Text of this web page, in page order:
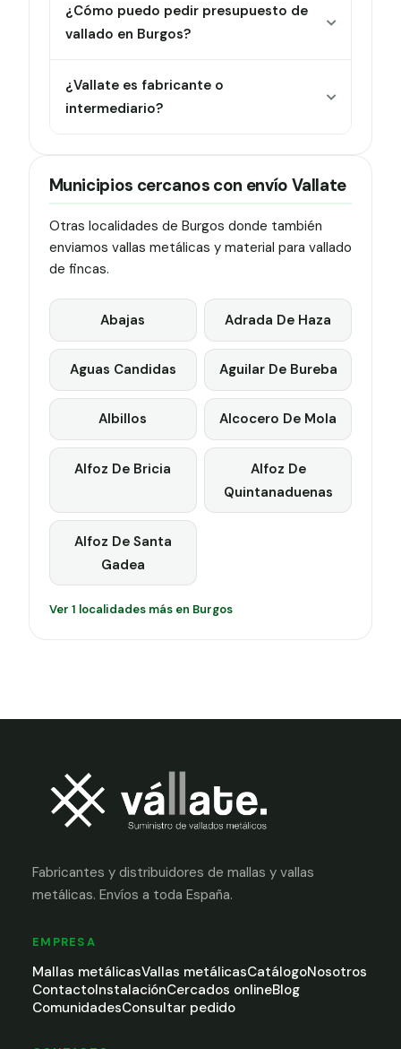
¿Cómo puedo pedir presupuesto de
vallado en Burgos?
¿Vallate es fabricante o
intermediario?
Municipios cercanos con envío Vallate
Otras localidades de Burgos donde también
enviamos vallas metálicas y material para vallado
de fincas.
Abajas Adrada De Haza
Aguas Candidas Aguilar De Bureba
Albillos Alcocero De Mola
Alfoz De Bricia
Alfoz De
Quintanaduenas
Alfoz De Santa
Gadea
Ver 1 localidades más en Burgos
Fabricantes y distribuidores de mallas y vallas
metálicas. Envíos a toda España.
EMPRESA
Mallas metálicasVallas metálicasCatálogoNosotros
ContactoInstalaciónCercados onlineBlog
ComunidadesConsultar pedido